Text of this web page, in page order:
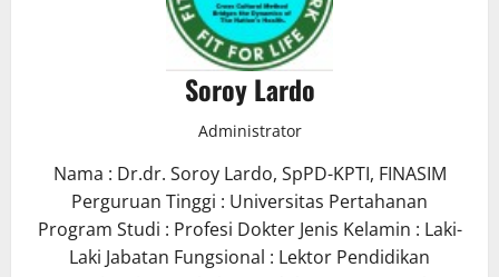
Soroy Lardo
Administrator
Nama : Dr.dr. Soroy Lardo, SpPD-KPTI, FINASIM
Perguruan Tinggi : Universitas Pertahanan
Program Studi : Profesi Dokter Jenis Kelamin : Laki-
Laki Jabatan Fungsional : Lektor Pendidikan